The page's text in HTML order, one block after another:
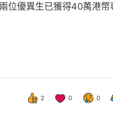
位優異生已獲得40萬港
2 0 0